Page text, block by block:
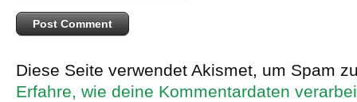
Diese Seite verwendet Akismet, um Spam
Erfahre, wie deine Kommentardaten